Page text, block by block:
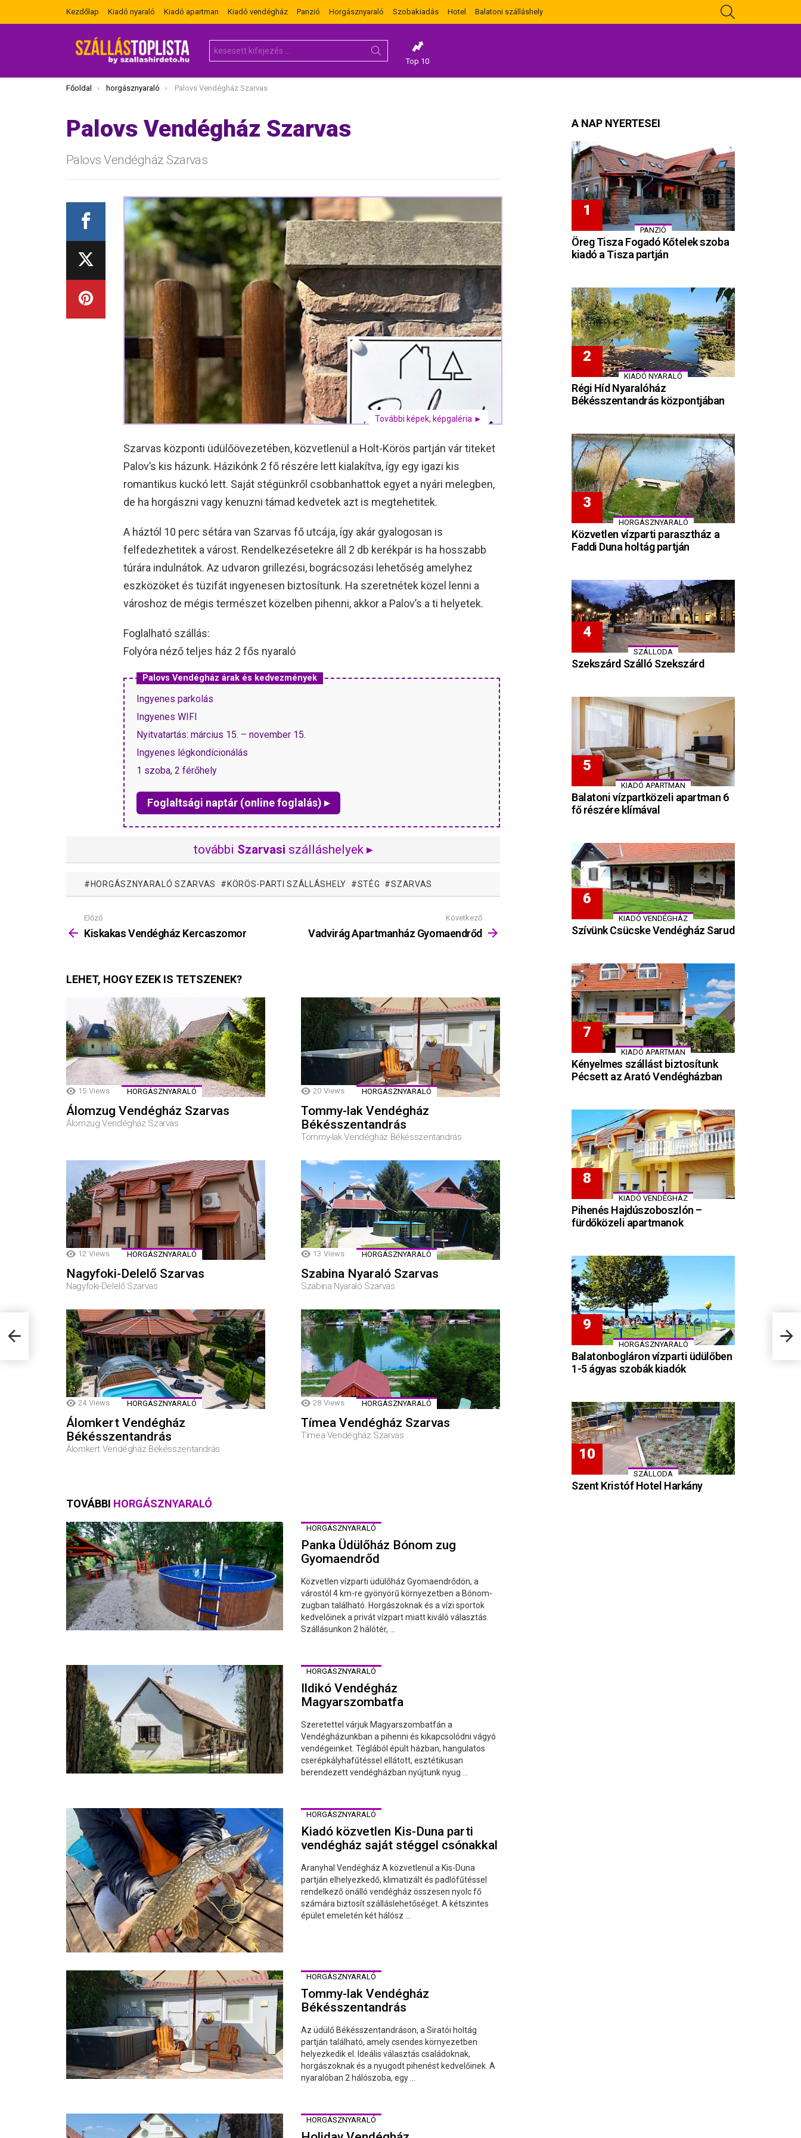
Kezdőlap Kiadó nyaraló Kiadó apartman Kiadó vendégház Panzió Horgásznyaraló Szobakiadás Hotel Balatoni szálláshely
for:
Top 10
Itt vagy most:
Főoldal horgásznyaraló Palovs Vendégház Szarvas
Palovs Vendégház Szarvas
Palovs Vendégház Szarvas
További képek, képgaléria ►
Szarvas központi üdülőövezetében, közvetlenül a Holt-Körös partján vár titeket
Palov’s kis házunk. Házikónk 2 fő részére lett kialakítva, így egy igazi kis
romantikus kuckó lett. Saját stégünkről csobbanhattok egyet a nyári melegben,
de ha horgászni vagy kenuzni támad kedvetek azt is megtehetitek.
A háztól 10 perc sétára van Szarvas fő utcája, így akár gyalogosan is
felfedezhetitek a várost. Rendelkezésetekre áll 2 db kerékpár is ha hosszabb
túrára indulnátok. Az udvaron grillezési, bográcsozási lehetőség amelyhez
eszközöket és tüzifát ingyenesen biztosítunk. Ha szeretnétek közel lenni a
városhoz de mégis természet közelben pihenni, akkor a Palov’s a ti helyetek.
Foglalható szállás:
Folyóra néző teljes ház 2 fős nyaraló
Palovs Vendégház árak és kedvezmények
Ingyenes parkolás
Ingyenes WIFI
Nyitvatartás: március 15. – november 15.
Ingyenes légkondícionálás
1 szoba, 2 férőhely
Foglaltsági naptár (online foglalás) ▸
további Szarvasi szálláshelyek ▸
HORGÁSZNYARALÓ SZARVAS KÖRÖS-PARTI SZÁLLÁSHELY STÉG SZARVAS
Mutass
többet
Előző
Kiskakas Vendégház Kercaszomor
Következő
Vadvirág Apartmanház Gyomaendrőd
LEHET, HOGY EZEK IS TETSZENEK?
15 Views HORGÁSZNYARALÓ
Álomzug Vendégház Szarvas
Álomzug Vendégház Szarvas
20 Views HORGÁSZNYARALÓ
Tommy-lak Vendégház
Békésszentandrás
Tommy-lak Vendégház Békésszentandrás
12 Views HORGÁSZNYARALÓ
Nagyfoki-Delelő Szarvas
Nagyfoki-Delelő Szarvas
13 Views HORGÁSZNYARALÓ
Szabina Nyaraló Szarvas
Szabina Nyaraló Szarvas
24 Views HORGÁSZNYARALÓ
Álomkert Vendégház
Békésszentandrás
Álomkert Vendégház Békésszentandrás
28 Views HORGÁSZNYARALÓ
Tímea Vendégház Szarvas
Tímea Vendégház Szarvas
TOVÁBBI HORGÁSZNYARALÓ
HORGÁSZNYARALÓ
Panka Üdülőház Bónom zug
Gyomaendrőd
Közvetlen vízparti üdülőház Gyomaendrődön, a
várostól 4 km-re gyönyörű környezetben a Bónom-
zugban található. Horgászoknak és a vízi sportok
kedvelőinek a privát vízpart miatt kiváló választás.
Szállásunkon 2 hálótér, ...
HORGÁSZNYARALÓ
Ildikó Vendégház
Magyarszombatfa
Szeretettel várjuk Magyarszombatfán a
Vendégházunkban a pihenni és kikapcsolódni vágyó
vendégeinket. Téglából épült házban, hangulatos
cserépkályhafűtéssel ellátott, esztétikusan
berendezett vendégházban nyújtunk nyug ...
HORGÁSZNYARALÓ
Kiadó közvetlen Kis-Duna parti
vendégház saját stéggel csónakkal
Aranyhal Vendégház A közvetlenül a Kis-Duna
partján elhelyezkedő, klimatizált és padlófűtéssel
rendelkező önálló vendégház összesen nyolc fő
számára biztosít szálláslehetőséget. A kétszintes
épület emeletén két hálósz ...
HORGÁSZNYARALÓ
Tommy-lak Vendégház
Békésszentandrás
Az üdülő Békésszentandráson, a Siratói holtág
partján található, amely csendes környezetben
helyezkedik el. Ideális választás családoknak,
horgászoknak és a nyugodt pihenést kedvelőinek. A
nyaralóban 2 hálószoba, egy ...
HORGÁSZNYARALÓ
A NAP NYERTESEI
PANZIÓ
Öreg Tisza Fogadó Kőtelek szoba
kiadó a Tisza partján
KIADÓ NYARALÓ
Régi Híd Nyaralóház
Békésszentandrás központjában
HORGÁSZNYARALÓ
Közvetlen vízparti parasztház a
Faddi Duna holtág partján
SZÁLLODA
Szekszárd Szálló Szekszárd
KIADÓ APARTMAN
Balatoni vízpartközeli apartman 6
fő részére klímával
KIADÓ VENDÉGHÁZ
Szívünk Csücske Vendégház Sarud
KIADÓ APARTMAN
Kényelmes szállást biztosítunk
Pécsett az Arató Vendégházban
KIADÓ VENDÉGHÁZ
Pihenés Hajdúszoboszlón –
fürdőközeli apartmanok
HORGÁSZNYARALÓ
Balatonbogláron vízparti üdülőben
1-5 ágyas szobák kiadók
SZÁLLODA
Szent Kristóf Hotel Harkány